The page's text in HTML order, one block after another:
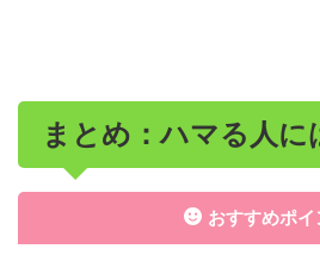
まとめ：ハマる人に
おすすめポイ